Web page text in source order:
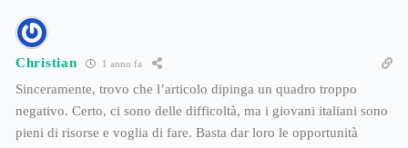
Christian 1 anno fa
Sinceramente, trovo che l’articolo dipinga un quadro troppo
negativo. Certo, ci sono delle difficoltà, ma i giovani italiani sono
pieni di risorse e voglia di fare. Basta dar loro le opportunità